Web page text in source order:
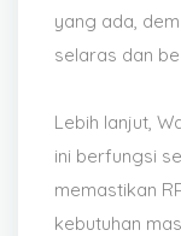
yang ada,
selaras dan
Lebih lanjut,
ini berfungsi
memastikan
kebutuhan